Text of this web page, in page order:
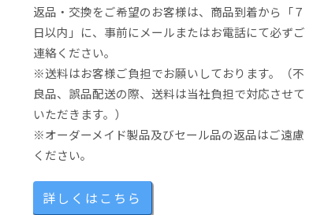
返品・交換をご希望のお客様は、商品到着から「７
日以内」に、事前にメールまたはお電話にて必ずご
連絡ください。
※送料はお客様ご負担でお願いしております。（不
良品、誤品配送の際、送料は当社負担で対応させて
いただきます。）
※オーダーメイド製品及びセール品の返品はご遠慮
ください。
詳しくはこちら